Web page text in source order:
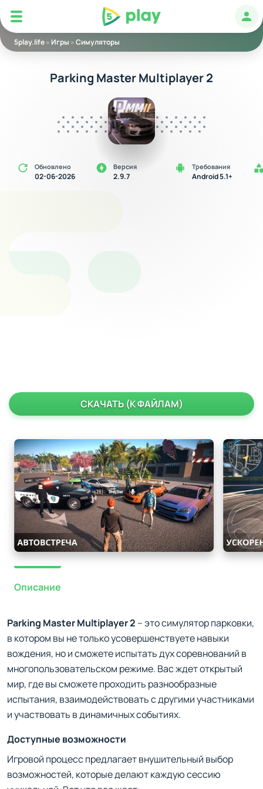
5play
5play.life» Игры »Симуляторы
Parking Master Multiplayer 2
Обновлено
02-06-2026
Версия
2.9.7
Требования
Android 5.1+
СКАЧАТЬ (К ФАЙЛАМ)
Описание
Parking Master Multiplayer 2 – это симулятор парковки,
в котором вы не только усовершенствуете навыки
вождения, но и сможете испытать дух соревнований в
многопользовательском режиме. Вас ждет открытый
мир, где вы сможете проходить разнообразные
испытания, взаимодействовать с другими участниками
и участвовать в динамичных событиях.
Доступные возможности
Игровой процесс предлагает внушительный выбор
возможностей, которые делают каждую сессию